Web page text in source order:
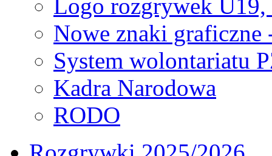
Logo rozgrywek
Nowe znaki graficzne
System wolontariatu
Kadra Narodowa
RODO